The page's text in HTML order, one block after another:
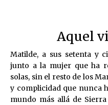
Aquel
Matilde, a sus setenta y
junto a la mujer que ha
solas, sin el resto de los
y complicidad que nunca
mundo más allá de